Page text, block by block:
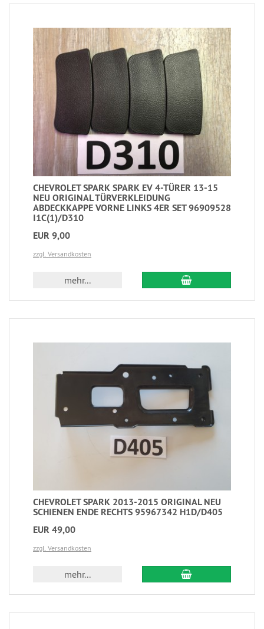
CHEVROLET SPARK SPARK EV 4-TÜRER 13-15
NEU ORIGINAL TÜRVERKLEIDUNG
ABDECKKAPPE VORNE LINKS 4ER SET 96909528
I1C(1)/D310
EUR 9,00
zzgl. Versandkosten
mehr...
CHEVROLET SPARK 2013-2015 ORIGINAL NEU
SCHIENEN ENDE RECHTS 95967342 H1D/D405
EUR 49,00
zzgl. Versandkosten
mehr...